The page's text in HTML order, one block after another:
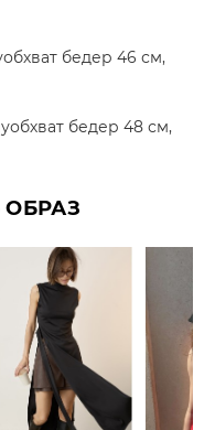
бедер 46 см,
бедер 48 см,